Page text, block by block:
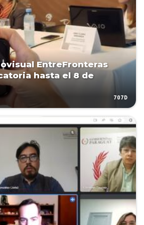
EntreFronteras
hasta el 8 de
707D